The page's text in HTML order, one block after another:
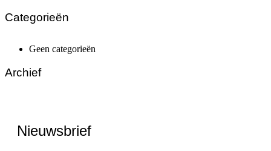
Categorieën
Geen categorieën
Archief
Nieuwsbrief